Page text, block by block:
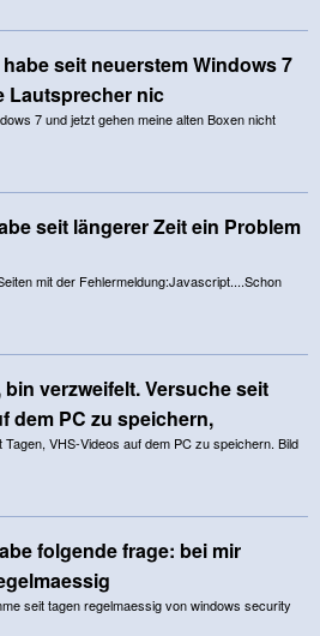
seit neuerstem Windows 7
Lautsprecher nic
7 und jetzt gehen meine alten Boxen nicht
seit längerer Zeit ein Problem
mit der Fehlermeldung:Javascript....Schon
verzweifelt. Versuche seit
dem PC zu speichern,
VHS-Videos auf dem PC zu speichern. Bild
folgende frage: bei mir
seit tagen regelmaessig von windows security